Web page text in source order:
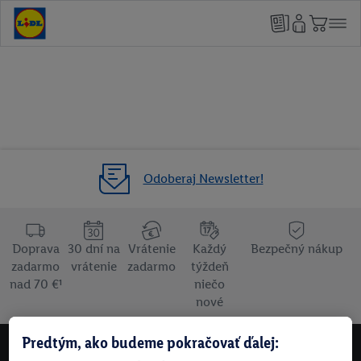
Odoberaj Newsletter!
Doprava
zadarmo
nad 70 €¹
30 dní na
vrátenie
Vrátenie
zadarmo
Každý
týždeň
niečo
nové
Bezpečný nákup
Predtým, ako budeme pokračovať ďalej: